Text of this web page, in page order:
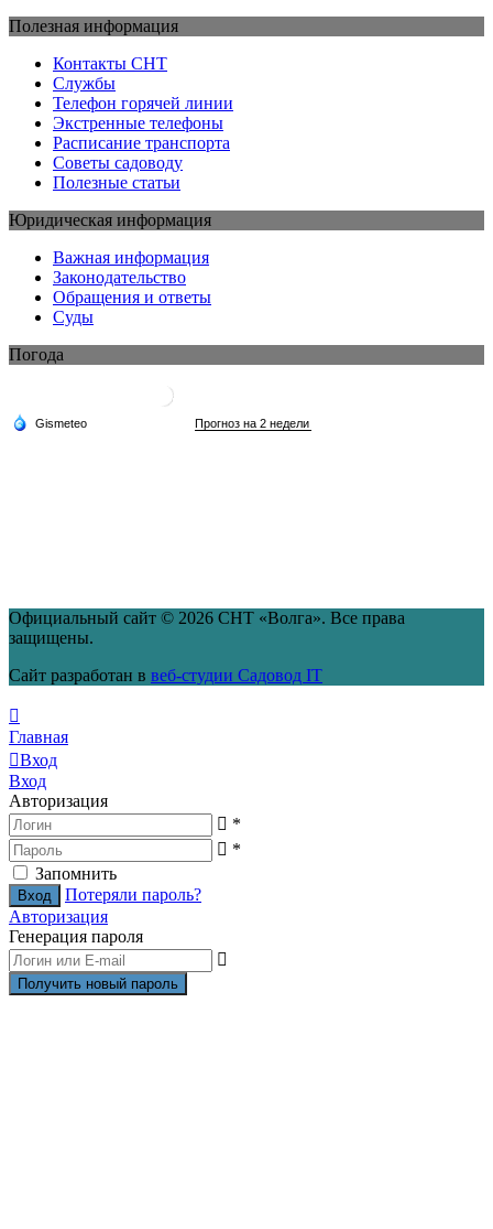
Полезная информация
Контакты СНТ
Службы
Телефон горячей линии
Экстренные телефоны
Расписание транспорта
Советы садоводу
Полезные статьи
Юридическая информация
Важная информация
Законодательство
Обращения и ответы
Суды
Погода
Официальный сайт © 2026 СНТ «Волга». Все права
защищены.
Сайт разработан в веб-студии Садовод IT
Главная
Вход
Вход
Авторизация
*
*
Запомнить
Потеряли пароль?
Авторизация
Генерация пароля